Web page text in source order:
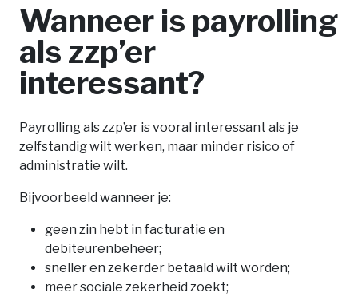
Wanneer is payrolling
als zzp’er
interessant?
Payrolling als zzp’er is vooral interessant als je
zelfstandig wilt werken, maar minder risico of
administratie wilt.
Bijvoorbeeld wanneer je:
geen zin hebt in facturatie en
debiteurenbeheer;
sneller en zekerder betaald wilt worden;
meer sociale zekerheid zoekt;